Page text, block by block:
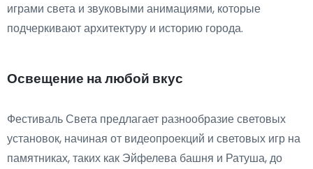
играми света и звуковыми анимациями, которые
подчеркивают архитектуру и историю города.
Освещение на любой вкус
Фестиваль Света предлагает разнообразие световых
установок, начиная от видеопроекций и световых игр на
памятниках, таких как Эйфелева башня и Ратуша, до